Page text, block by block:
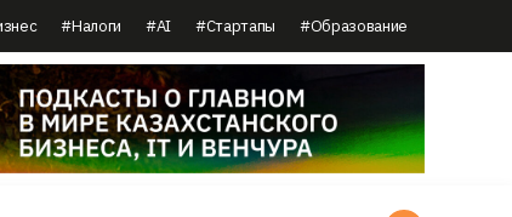
#Налоги #AI #Стартапы #Образование